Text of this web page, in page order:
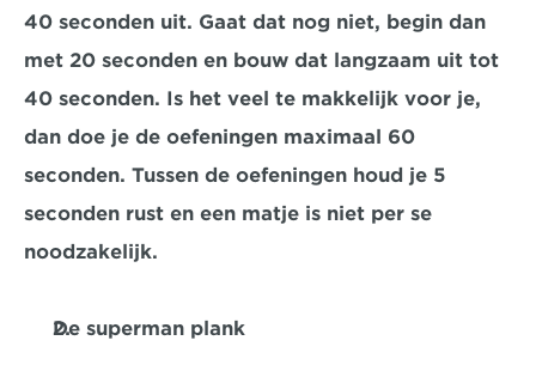
40 seconden uit. Gaat dat nog niet, begin dan
met 20 seconden en bouw dat langzaam uit tot
40 seconden. Is het veel te makkelijk voor je,
dan doe je de oefeningen maximaal 60
seconden. Tussen de oefeningen houd je 5
seconden rust en een matje is niet per se
noodzakelijk.
De superman plank